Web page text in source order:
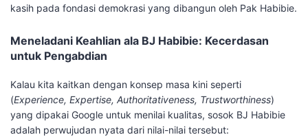
kasih pada fondasi demokrasi yang dibangun oleh Pak Habibie.
​Meneladani Keahlian ala BJ Habibie: Kecerdasan
untuk Pengabdian
​Kalau kita kaitkan dengan konsep masa kini seperti
(Experience, Expertise, Authoritativeness, Trustworthiness)
yang dipakai Google untuk menilai kualitas, sosok BJ Habibie
adalah perwujudan nyata dari nilai-nilai tersebut: